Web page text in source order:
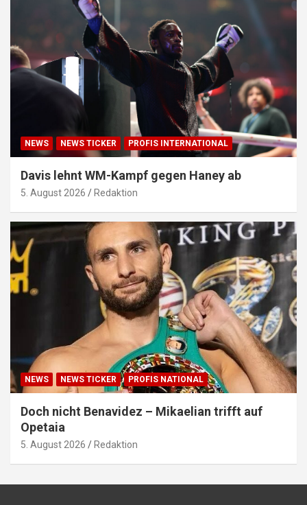
NEWS NEWS TICKER PROFIS INTERNATIONAL
Davis lehnt WM-Kampf gegen Haney ab
5. August 2026 Redaktion
NEWS NEWS TICKER PROFIS NATIONAL
Doch nicht Benavidez – Mikaelian trifft auf
Opetaia
5. August 2026 Redaktion